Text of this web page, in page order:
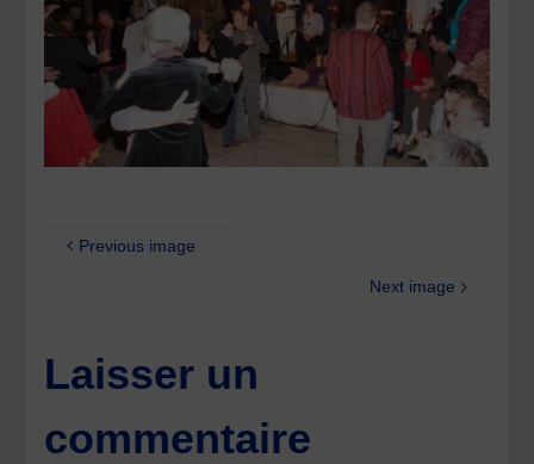
Previous image
Next image
Laisser un
commentaire